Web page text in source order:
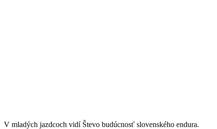
V mladých jazdcoch vidí Števo budúcnosť slovenského endura.